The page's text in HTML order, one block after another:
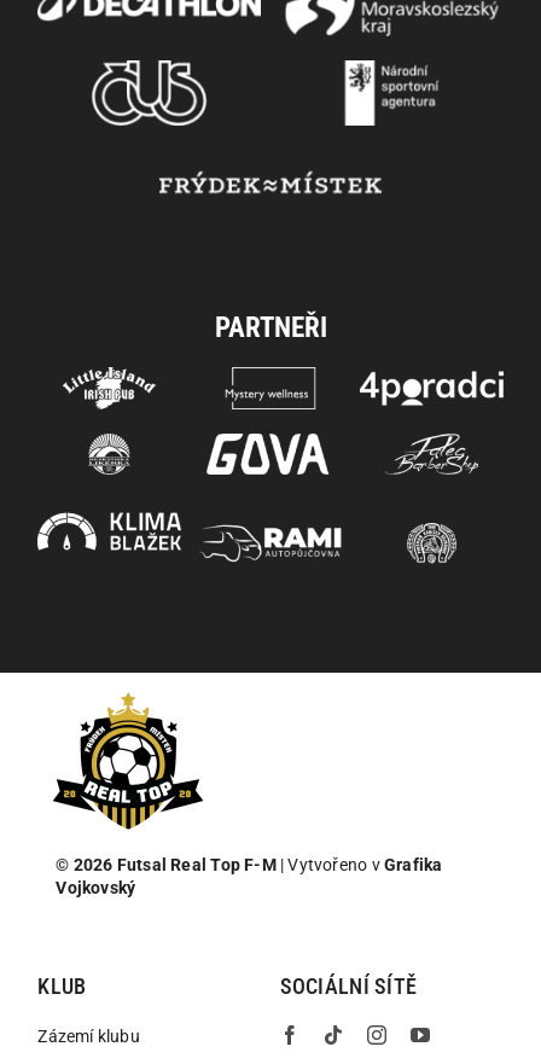
PARTNEŘI
© 2026 Futsal Real Top F-M| Vytvořeno v Grafika
Vojkovský
KLUB
Zázemí klubu
SOCIÁLNÍ SÍTĚ